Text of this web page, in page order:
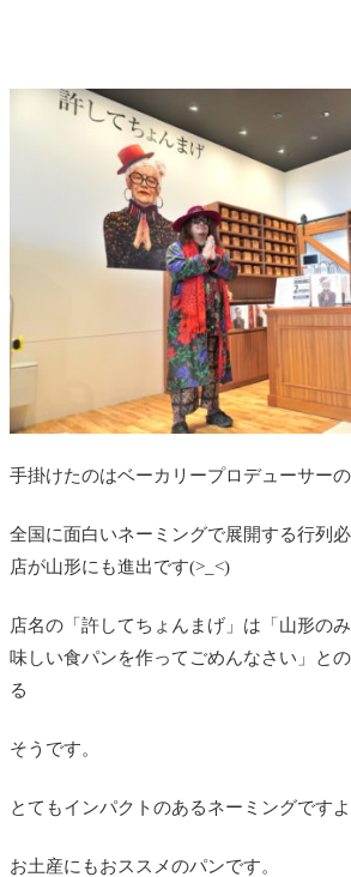
手掛けたのはベーカリープロデューサーの
全国に面白いネーミングで展開する行列
店が山形にも進出です(>_<)
店名の「許してちょんまげ」は「山形の
味しい食パンを作ってごめんなさい」と
る
そうです。
とてもインパクトのあるネーミングです
お土産にもおススメのパンです。